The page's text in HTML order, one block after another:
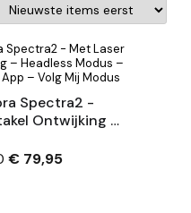
Spectra2 -
Ontwijking –
App – Volg
€ 79,95